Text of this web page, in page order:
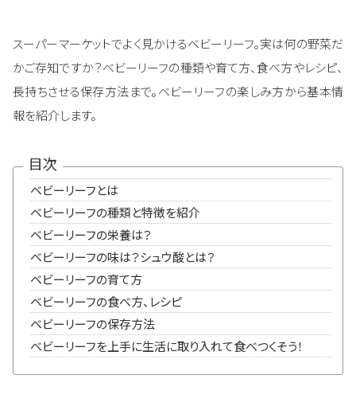
スーパーマーケットでよく見かけるベビーリーフ。実は何の野菜だ
かご存知ですか？ベビーリーフの種類や育て方、食べ方やレシピ、
長持ちさせる保存方法まで。ベビーリーフの楽しみ方から基本情
報を紹介します。
目次
ベビーリーフとは
ベビーリーフの種類と特徴を紹介
ベビーリーフの栄養は？
ベビーリーフの味は？シュウ酸とは？
ベビーリーフの育て方
ベビーリーフの食べ方、レシピ
ベビーリーフの保存方法
ベビーリーフを上手に生活に取り入れて食べつくそう！